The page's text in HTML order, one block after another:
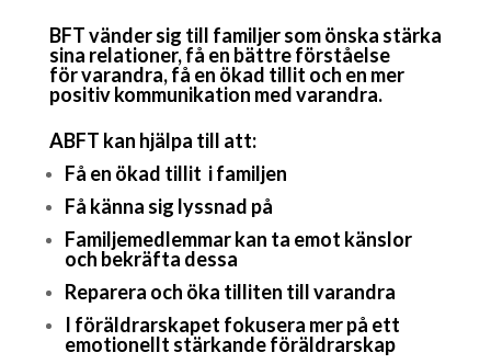
BFT vänder sig till familjer som önska stärka
sina relationer, få en bättre förståelse
för varandra, få en ökad tillit och en mer
positiv kommunikation med varandra.
ABFT kan hjälpa till att:
Få en ökad tillit i familjen
Få känna sig lyssnad på
Familjemedlemmar kan ta emot känslor
och bekräfta dessa
Reparera och öka tilliten till varandra
I föräldrarskapet fokusera mer på ett
emotionellt stärkande föräldrarskap